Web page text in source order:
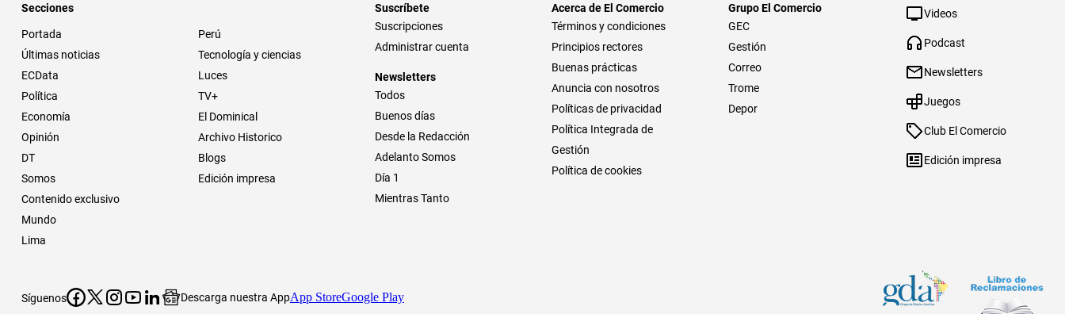
Secciones
Portada
Últimas noticias
ECData
Política
Economía
Opinión
DT
Somos
Contenido exclusivo
Mundo
Lima
Perú
Tecnología y ciencias
Luces
TV+
El Dominical
Archivo Historico
Blogs
Edición impresa
Suscríbete
Suscripciones
Administrar cuenta
Newsletters
Todos
Buenos días
Desde la Redacción
Adelanto Somos
Día 1
Mientras Tanto
Acerca de El Comercio
Términos y condiciones
Principios rectores
Buenas prácticas
Anuncia con nosotros
Políticas de privacidad
Política Integrada de
Gestión
Política de cookies
Grupo El Comercio
GEC
Gestión
Correo
Trome
Depor
Videos
Podcast
Newsletters
Juegos
Club El Comercio
Edición impresa
Síguenos Descarga nuestra AppApp StoreGoogle Play